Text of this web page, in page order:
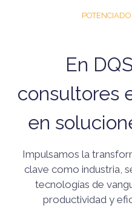
En
consultores
en
Impulsamos la
clave como industria,
tecnologías de
productividad y